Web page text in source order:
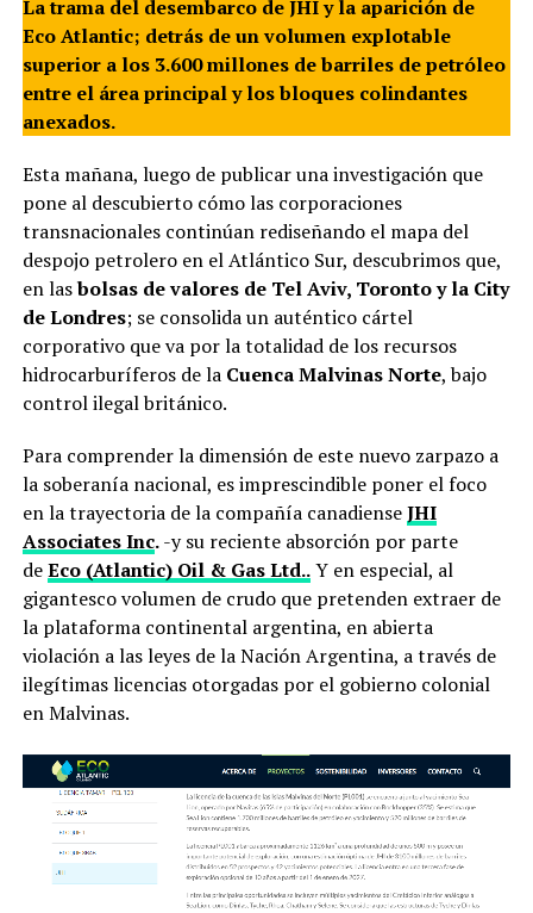
La trama del desembarco de JHI y la aparición de
Eco Atlantic; detrás de un volumen explotable
superior a los 3.600 millones de barriles de petróleo
entre el área principal y los bloques colindantes
anexados.
Esta mañana, luego de publicar una investigación que
pone al descubierto cómo las corporaciones
transnacionales continúan rediseñando el mapa del
despojo petrolero en el Atlántico Sur, descubrimos que,
en lasbolsas de valores de Tel Aviv, Toronto y la City
de Londres; se consolida un auténtico cártel
corporativo que va por la totalidad de los recursos
hidrocarburíferos de la Cuenca Malvinas Norte, bajo
control ilegal británico.
Para comprender la dimensión de este nuevo zarpazo a
la soberanía nacional, es imprescindible poner el foco
en la trayectoria de la compañía canadienseJHI
Associates Inc.-y su reciente absorción por parte
deEco (Atlantic) Oil & Gas Ltd..Y en especial, al
gigantesco volumen de crudo que pretenden extraer de
la plataforma continental argentina, en abierta
violación a las leyes de la Nación Argentina, a través de
ilegítimas licencias otorgadas por el gobierno colonial
en Malvinas.